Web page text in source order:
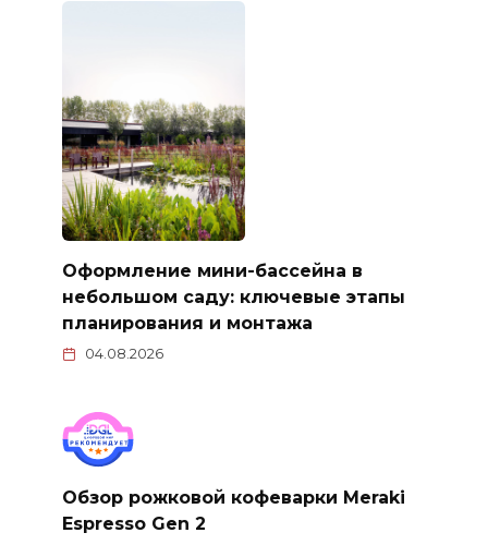
Оформление мини-бассейна в
небольшом саду: ключевые этапы
планирования и монтажа
04.08.2026
Обзор рожковой кофеварки Meraki
Espresso Gen 2